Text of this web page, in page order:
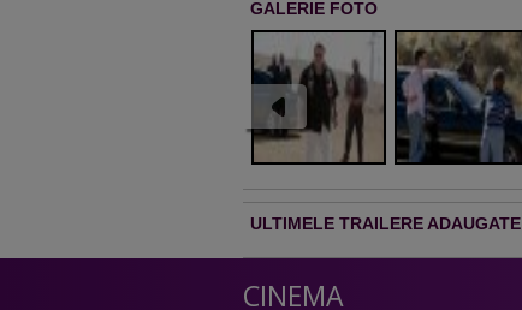
GALERIE FOTO
ULTIMELE TRAILERE ADAUGATE
CINEMA